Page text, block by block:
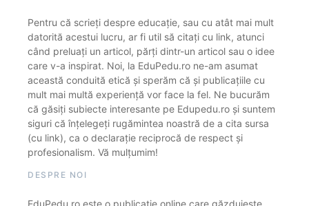
Pentru că scrieți despre educație, sau cu atât mai mult
datorită acestui lucru, ar fi util să citați cu link, atunci
când preluați un articol, părți dintr-un articol sau o idee
care v-a inspirat. Noi, la EduPedu.ro ne-am asumat
această conduită etică și sperăm că și publicațiile cu
mult mai multă experiență vor face la fel. Ne bucurăm
că găsiți subiecte interesante pe Edupedu.ro și suntem
siguri că înțelegeți rugămintea noastră de a cita sursa
(cu link), ca o declarație reciprocă de respect și
profesionalism. Vă mulțumim!
DESPRE NOI